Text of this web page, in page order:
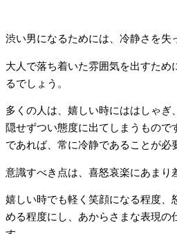
渋い男になるためには、冷静さを失
大人で落ち着いた雰囲気を出すため
るでしょう。
多くの人は、嬉しい時にははしゃぎ
隠せずつい態度に出てしまうもので
であれば、常に冷静であることが必
意識すべき点は、喜怒哀楽にあまり
嬉しい時でも軽く笑顔になる程度、
める程度にし、あからさまな表現の